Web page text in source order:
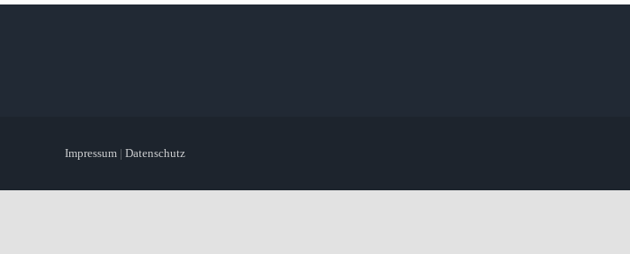
Impressum | Datenschutz